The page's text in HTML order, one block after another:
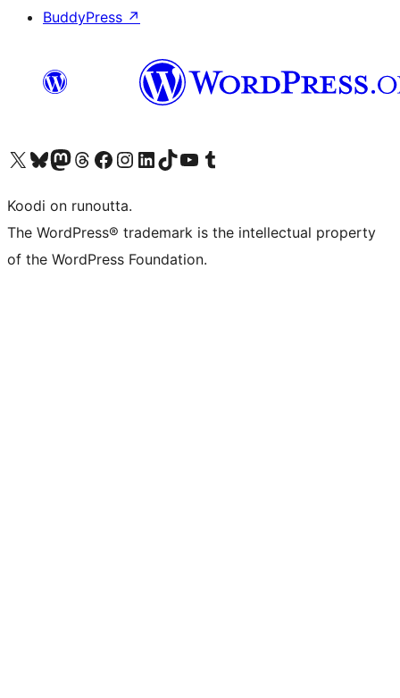
BuddyPress ↗
Visit our X (formerly Twitter) account
Visit our Bluesky account
Visit our Mastodon account
Visit our Threads account
Visit our Facebook page
Visit our Instagram account
Visit our LinkedIn account
Visit our TikTok account
Näytä YouTube-kanava
Visit our Tumblr account
Koodi on runoutta.
The WordPress® trademark is the intellectual property
of the WordPress Foundation.